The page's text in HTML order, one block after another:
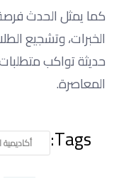
كما يمثل الحدث
الخبرات، وتشجيع
حديثة تواكب
المعاصرة.
Tags: